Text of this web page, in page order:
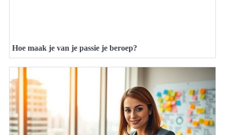
Hoe maak je van je passie je beroep?